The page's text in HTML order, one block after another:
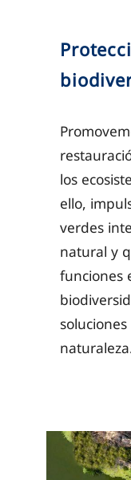
los
ello,
verdes
natural y
funciones